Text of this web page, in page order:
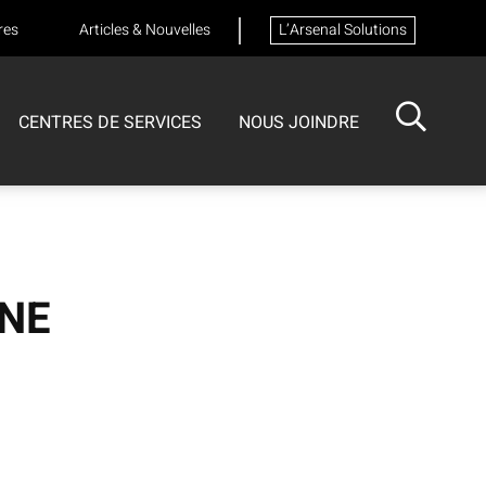
Articles & Nouvelles L’Arsenal Solutions
CENTRES DE SERVICES NOUS JOINDRE